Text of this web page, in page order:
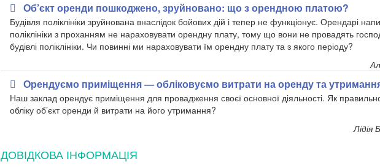
Об’єкт оренди пошкоджено, зруйновано: що з орендною платою?
Будівля поліклініки зруйнована внаслідок бойових дій і тепер не функціонує. Орендарі
поліклініки з проханням не нараховувати орендну плату, тому що вони не провадять
будівлі поліклініки. Чи повинні ми нараховувати їм орендну плату та з якого періоду?
Орендуємо приміщення — обліковуємо витрати на оренду та
Наш заклад орендує приміщення для провадження своєї основної діяльності. Як
обліку об’єкт оренди й витрати на його утримання?
Лідія
ДОВІДКОВА ІНФОРМАЦІЯ